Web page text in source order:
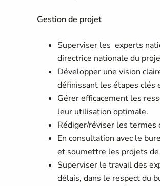
Gestion de projet
Superviser les experts
directrice nationale du
Développer une vision
définissant les étapes clés
Gérer efficacement les
leur utilisation optimale.
Rédiger/réviser les termes
En consultation avec le
et soumettre les projets
Superviser le travail des
délais, dans le respect du